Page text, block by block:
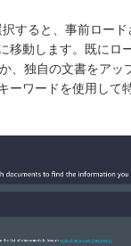
すると、事前ロー
移動します。既にロ
、独自の文書をアッ
ーワードを使用して